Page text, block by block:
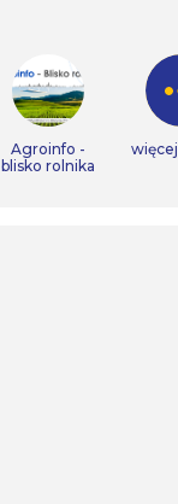
Agroinfo -
blisko rolnika